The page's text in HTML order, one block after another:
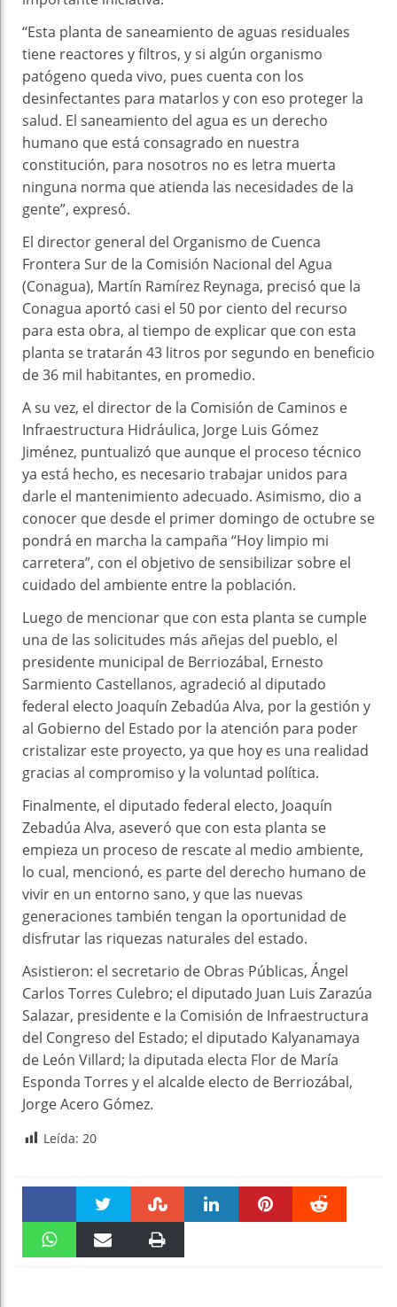
“Esta planta de saneamiento de aguas residuales
tiene reactores y filtros, y si algún organismo
patógeno queda vivo, pues cuenta con los
desinfectantes para matarlos y con eso proteger la
salud. El saneamiento del agua es un derecho
humano que está consagrado en nuestra
constitución, para nosotros no es letra muerta
ninguna norma que atienda las necesidades de la
gente”, expresó.
El director general del Organismo de Cuenca
Frontera Sur de la Comisión Nacional del Agua
(Conagua), Martín Ramírez Reynaga, precisó que la
Conagua aportó casi el 50 por ciento del recurso
para esta obra, al tiempo de explicar que con esta
planta se tratarán 43 litros por segundo en beneficio
de 36 mil habitantes, en promedio.
A su vez, el director de la Comisión de Caminos e
Infraestructura Hidráulica, Jorge Luis Gómez
Jiménez, puntualizó que aunque el proceso técnico
ya está hecho, es necesario trabajar unidos para
darle el mantenimiento adecuado. Asimismo, dio a
conocer que desde el primer domingo de octubre se
pondrá en marcha la campaña “Hoy limpio mi
carretera”, con el objetivo de sensibilizar sobre el
cuidado del ambiente entre la población.
Luego de mencionar que con esta planta se cumple
una de las solicitudes más añejas del pueblo, el
presidente municipal de Berriozábal, Ernesto
Sarmiento Castellanos, agradeció al diputado
federal electo Joaquín Zebadúa Alva, por la gestión y
al Gobierno del Estado por la atención para poder
cristalizar este proyecto, ya que hoy es una realidad
gracias al compromiso y la voluntad política.
Finalmente, el diputado federal electo, Joaquín
Zebadúa Alva, aseveró que con esta planta se
empieza un proceso de rescate al medio ambiente,
lo cual, mencionó, es parte del derecho humano de
vivir en un entorno sano, y que las nuevas
generaciones también tengan la oportunidad de
disfrutar las riquezas naturales del estado.
Asistieron: el secretario de Obras Públicas, Ángel
Carlos Torres Culebro; el diputado Juan Luis Zarazúa
Salazar, presidente e la Comisión de Infraestructura
del Congreso del Estado; el diputado Kalyanamaya
de León Villard; la diputada electa Flor de María
Esponda Torres y el alcalde electo de Berriozábal,
Jorge Acero Gómez.
Leída: 20
Faceboo Twitter Stumble